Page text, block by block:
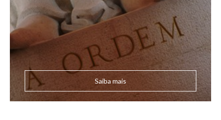
Saiba mais